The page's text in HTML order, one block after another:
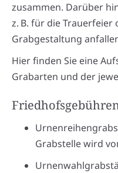
zusammen. Darüber
z. B. für die Trauerfeier
Grabgestaltung
Hier finden Sie eine
Grabarten und der
Grabstelle wird